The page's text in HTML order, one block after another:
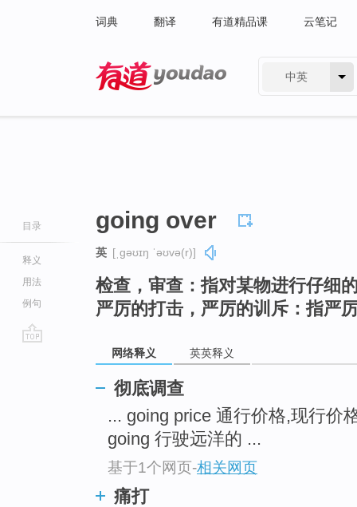
词典 翻译 有道精品课 云笔记
中英
目录
释义
用法
例句
going over
英 [ˌɡəʊɪŋ ˈəʊvə(r)]
检查，审查：指对某物进行仔细
严厉的打击，严厉的训斥：指严
网络释义 英英释义
彻底调查
... going price 通行价格,现行价
going 行驶远洋的 ...
基于1个网页-相关网页
痛打